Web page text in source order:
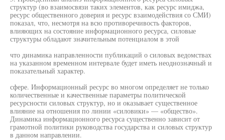
структур (во взаимосвязи таких элементов, как ресурс имиджа,
ресурс общественного доверия и ресурс взаимодействия со СМИ)
показал, что, несмотря на всю противоречивость факторов,
влияющих на состояние информационного ресурса, силовые
структуры обладают значительным потенциалом в этой
что динамика направленности публикаций о силовых ведомствах
на указанном временном интервале будет иметь неоднозначный и
показательный характер.
сфере. Информационный ресурс во многом определяет не только
количественные и качественные параметры политической
ресурсности силовых структур, но и оказывает существенное
влияние на отношения по линии «силовики» — «общество».
Динамика информационного ресурса существенно зависит от
грамотной политики руководства государства и силовых структур
в данном направлении.